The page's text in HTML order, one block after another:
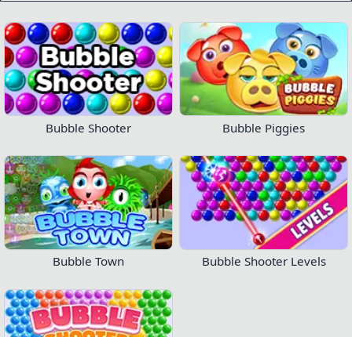
Bubble Shooter Bubble Piggies
Bubble Town Bubble Shooter Levels